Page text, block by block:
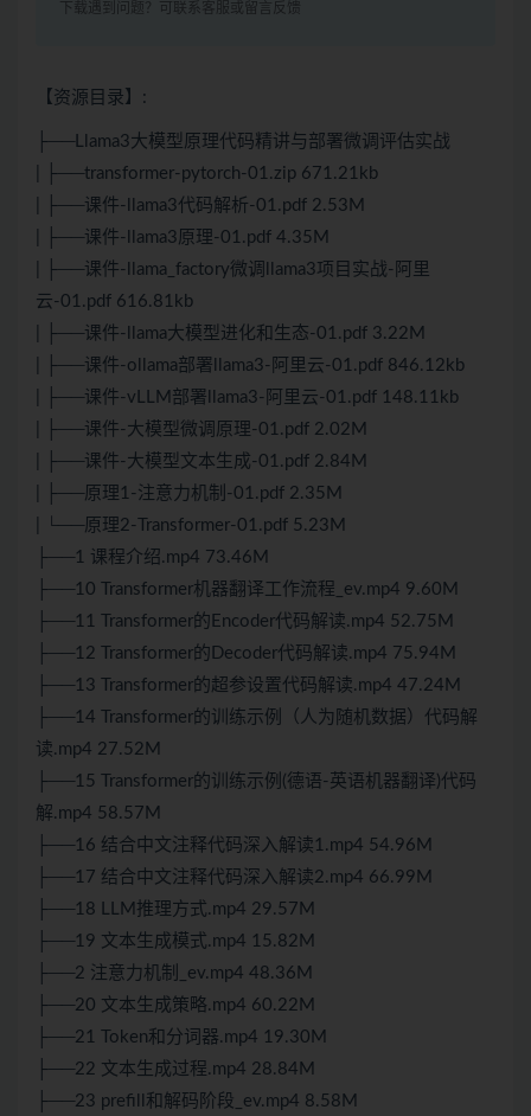
下载遇到问题？可联系客服或留言反馈
【资源目录】:
├──Llama3大模型原理代码精讲与部署微调评估实战
| ├──transformer-pytorch-01.zip 671.21kb
| ├──课件-llama3代码解析-01.pdf 2.53M
| ├──课件-llama3原理-01.pdf 4.35M
| ├──课件-llama_factory微调llama3项目实战-阿里
云-01.pdf 616.81kb
| ├──课件-llama大模型进化和生态-01.pdf 3.22M
| ├──课件-ollama部署llama3-阿里云-01.pdf 846.12kb
| ├──课件-vLLM部署llama3-阿里云-01.pdf 148.11kb
| ├──课件-大模型微调原理-01.pdf 2.02M
| ├──课件-大模型文本生成-01.pdf 2.84M
| ├──原理1-注意力机制-01.pdf 2.35M
| └──原理2-Transformer-01.pdf 5.23M
├──1 课程介绍.mp4 73.46M
├──10 Transformer机器翻译工作流程_ev.mp4 9.60M
├──11 Transformer的Encoder代码解读.mp4 52.75M
├──12 Transformer的Decoder代码解读.mp4 75.94M
├──13 Transformer的超参设置代码解读.mp4 47.24M
├──14 Transformer的训练示例（人为随机数据）代码解
读.mp4 27.52M
├──15 Transformer的训练示例(德语-英语机器翻译)代码
解.mp4 58.57M
├──16 结合中文注释代码深入解读1.mp4 54.96M
├──17 结合中文注释代码深入解读2.mp4 66.99M
├──18 LLM推理方式.mp4 29.57M
├──19 文本生成模式.mp4 15.82M
├──2 注意力机制_ev.mp4 48.36M
├──20 文本生成策略.mp4 60.22M
├──21 Token和分词器.mp4 19.30M
├──22 文本生成过程.mp4 28.84M
├──23 prefill和解码阶段_ev.mp4 8.58M